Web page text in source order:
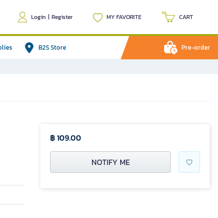
Login | Register MY FAVORITE CART
B2S Store Pre-order
฿ 109.00
NOTIFY ME